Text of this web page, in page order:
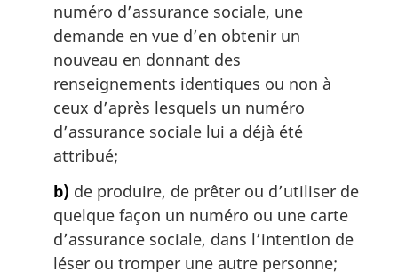
numéro d’assurance sociale, une
demande en vue d’en obtenir un
nouveau en donnant des
renseignements identiques ou non à
ceux d’après lesquels un numéro
d’assurance sociale lui a déjà été
attribué;
b) de produire, de prêter ou d’utiliser de
quelque façon un numéro ou une carte
d’assurance sociale, dans l’intention de
léser ou tromper une autre personne;